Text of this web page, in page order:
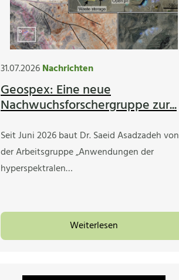
31.07.2026Nachrichten
Geospex: Eine neue
Nachwuchsforschergruppe zur...
Seit Juni 2026 baut Dr. Saeid Asadzadeh von
der Arbeitsgruppe „Anwendungen der
hyperspektralen…
Weiterlesen